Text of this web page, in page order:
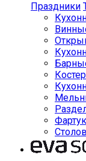
Праздники